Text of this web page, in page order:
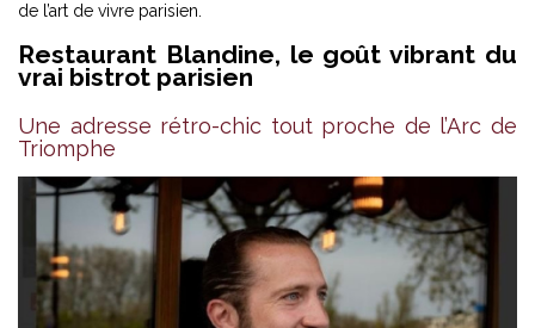
de l’art de vivre parisien.
Restaurant Blandine, le goût vibrant du
vrai bistrot parisien
Une adresse rétro-chic tout proche de l’Arc de
Triomphe